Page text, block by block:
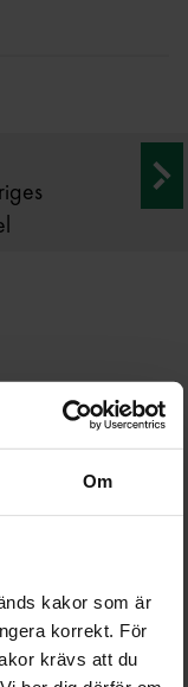
Om
kakor som är
korrekt. För
krävs att du